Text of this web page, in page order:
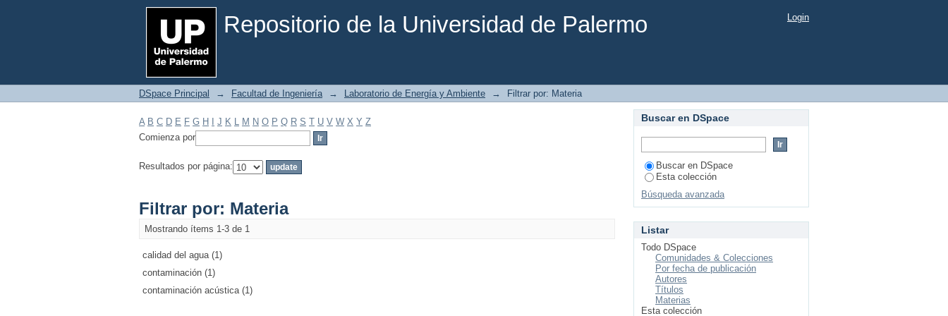
Repositorio de la Universidad de Palermo
Filtrar por: Materia Login
DSpace Principal → Facultad de Ingeniería → Laboratorio de Energía y Ambiente → Filtrar por: Materia
A B C D E F G H J K L M N O P Q R S T U V W X Y Z
Comienza por
Resultados por página:
Filtrar por: Materia
Mostrando ítems 1-3 de 1
calidad del agua (1)
contaminación (1)
contaminación acústica (1)
Buscar en DSpace
Buscar en DSpace
Esta colección
Búsqueda avanzada
Listar
Todo DSpace
Comunidades & Colecciones
Por fecha de publicación
Autores
Títulos
Materias
Esta colección